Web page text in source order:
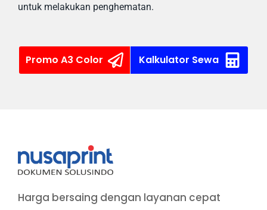
untuk melakukan penghematan.
Promo A3 Color Kalkulator Sewa
Harga bersaing dengan layanan cepat